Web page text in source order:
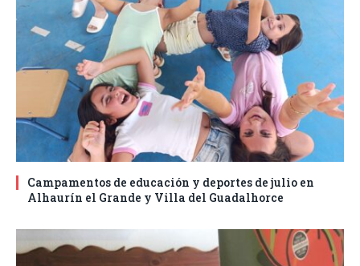
Campamentos de educación y deportes de julio en
Alhaurín el Grande y Villa del Guadalhorce